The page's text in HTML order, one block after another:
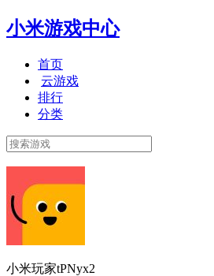
小米游戏中心
首页
云游戏
排行
分类
小米玩家tPNyx2